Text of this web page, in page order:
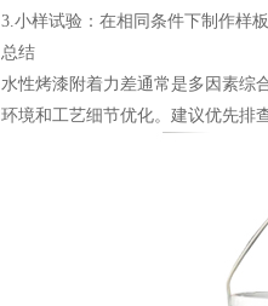
3.小样试验：在相同条件下制作样
总结
水性烤漆附着力差通常是多因素
环境和工艺细节优化。建议优先排